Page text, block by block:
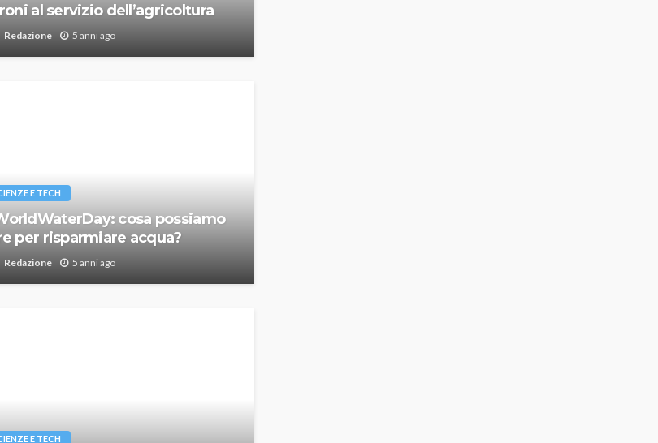
al servizio dell’agricoltura
Redazione 5 anni ago
E TECH
cosa possiamo
per risparmiare acqua?
Redazione 5 anni ago
E TECH